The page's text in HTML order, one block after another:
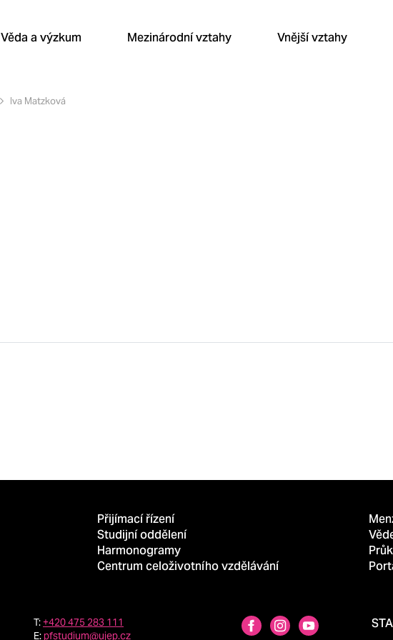
Věda a výzkum Mezinárodní vztahy Vnější vztahy
Iva Matzková
Přijímací řízení
Studijní oddělení
Harmonogramy
Centrum celoživotního vzdělávání
T:+420 475 283 111
E:pfstudium@ujep.cz